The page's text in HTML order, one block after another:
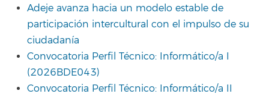
Adeje avanza hacia un modelo estable de
participación intercultural con el impulso de su
ciudadanía
Convocatoria Perfil Técnico: Informático/a I
(2026BDE043)
Convocatoria Perfil Técnico: Informático/a II